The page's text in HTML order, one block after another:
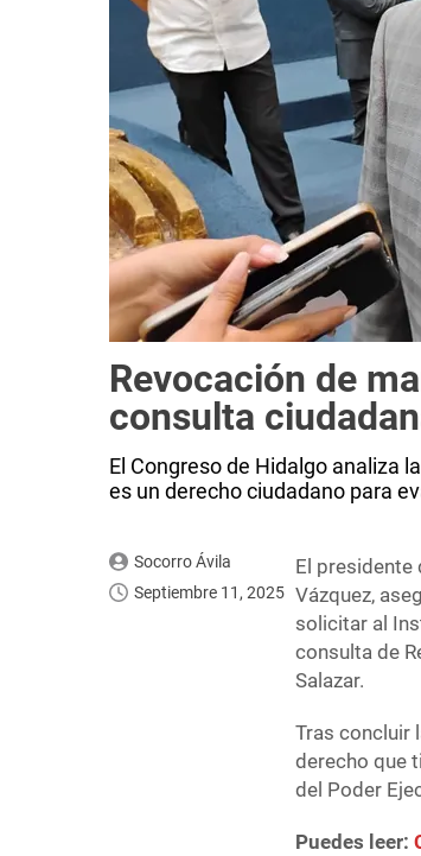
Revocación de
consulta
El Congreso de Hidalgo analiza
es un derecho ciudadano para
Socorro Ávila
Septiembre 11, 2025
El presidente
Vázquez,
solicitar al
consulta de
Salazar.
Tras concluir
derecho que
del Poder
Puedes leer: